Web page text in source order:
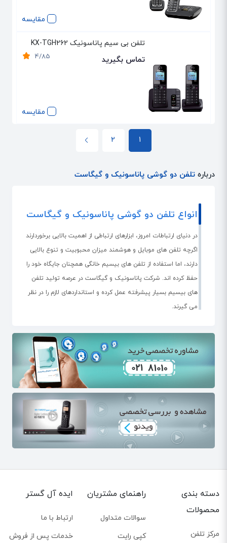
مقایسه
مقایسه
تلفن بی سیم پاناسونیک KX-TGH262
4/85 تماس بگیرید
1
2
درباره تلفن دو گوشی پاناسونیک و گیگاست
انواع تلفن دو گوشی پاناسونیک و گیگاست
در دنیای ارتباطات امروز، ابزارهای ارتباطی از اهمیت بالایی برخوردارند.
اگرچه تلفن های موبایل و هوشمند میزان محبوبیت و تنوع بالایی
دارند، اما استفاده از تلفن های بیسیم خانگی همچنان جایگاه خود را
حفظ کرده اند. شرکت پاناسونیک و گیگاست در عرصه تولید تلفن
های بیسیم بسیار پیشرفته عمل کرده و استانداردهای لازم را در نظر
می گیرند.
دارند، اما ویژگی های در نظر گرفته شده برای این محصولات، بار
مثبت کاربری آنها را به نسبت معایب بیشتر کرده است. در انتخاب
تلفن های بیسیم خانگی مواردی هست که باید به آنها توجه داشت
تا مناسب ترین محصول را برای نیاز خود خریداری کنید.
تلفن بیسیم پاناسونیک
تلفن بیسیم گیگاست
مزایای استفاده از تلفن بیسیم با دو گوشی
- تلفن های دو گوشی باعث می شوند تا هیچ وقت برای استفاده از
یک گوشی، گوشی دیگر را روی پایه بیس قرار دهید تا هر زمان شارژ
- زمانی که تلفن دو گوشی دارد، در هنگام مکالمه، دو نفر می توانند
همزمان با هم با مخاطب تماس بگیرند و حرف بزنند.
دسته بندی
محصولات
مرکز تلفن
راهنمای مشتریان
سوالات متداول
کپی رایت
ایده آل گستر
ارتباط با ما
خدمات پس از فروش